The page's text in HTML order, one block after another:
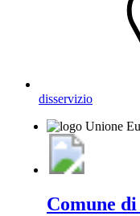
disservizio
Comune